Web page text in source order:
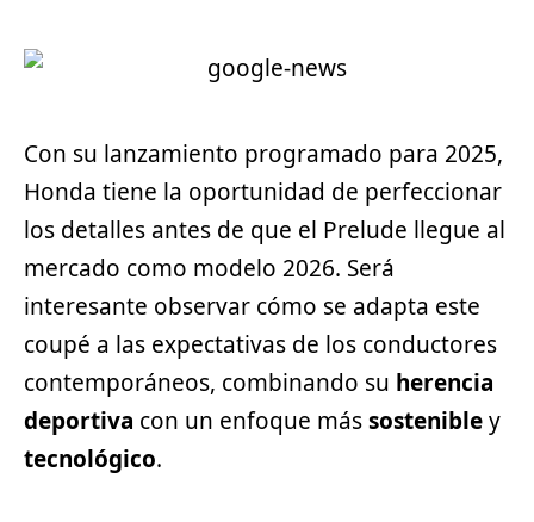
Con su lanzamiento programado para 2025,
Honda tiene la oportunidad de perfeccionar
los detalles antes de que el Prelude llegue al
mercado como modelo 2026. Será
interesante observar cómo se adapta este
coupé a las expectativas de los conductores
contemporáneos, combinando su herencia
deportiva con un enfoque mássostenibley
tecnológico.